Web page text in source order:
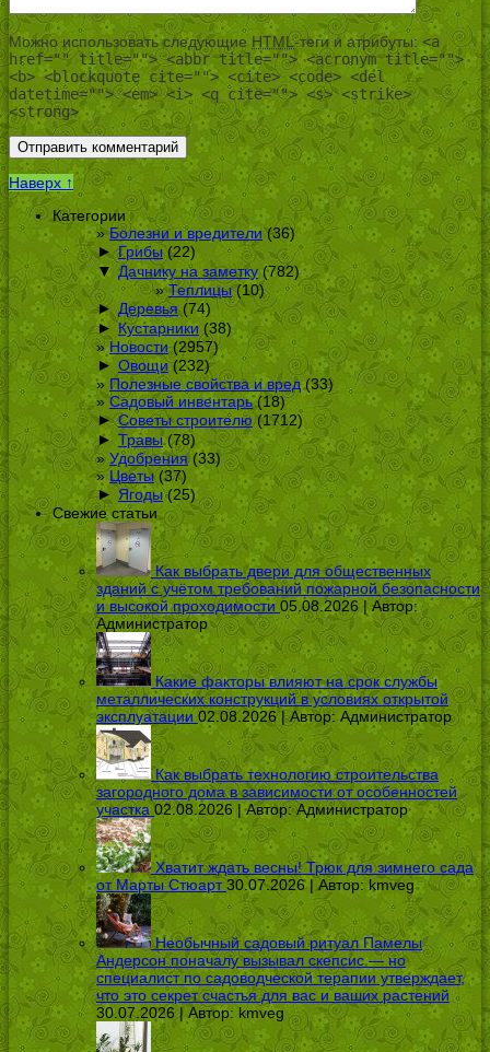
Можно использовать следующие HTML-теги и атрибуты: <a
href="" title=""> <abbr title=""> <acronym title="">
<b> <blockquote cite=""> <cite> <code> <del
datetime=""> <em> <i> <q cite=""> <s> <strike>
<strong>
Наверх ↑
Категории
Болезни и вредители(36)
► Грибы(22)
▼ Дачнику на заметку (782)
Теплицы(10)
► Деревья(74)
► Кустарники (38)
Новости(2957)
► Овощи(232)
Полезные свойства и вред(33)
Садовый инвентарь(18)
► Советы строителю(1712)
► Травы(78)
Удобрения (33)
Цветы(37)
► Ягоды(25)
Свежие статьи
Как выбрать двери для общественных
зданий с учётом требований пожарной безопасности
и высокой проходимости 05.08.2026 | Автор:
Администратор
Какие факторы влияют на срок службы
металлических конструкций в условиях открытой
эксплуатации 02.08.2026 | Автор: Администратор
Как выбрать технологию строительства
загородного дома в зависимости от особенностей
участка 02.08.2026 | Автор:Администратор
Хватит ждать весны! Трюк для зимнего сада
от Марты Стюарт 30.07.2026 | Автор: kmveg
Необычный садовый ритуал Памелы
Андерсон поначалу вызывал скепсис — но
специалист по садоводческой терапии утверждает,
что это секрет счастья для вас и ваших растений
30.07.2026 | Автор: kmveg